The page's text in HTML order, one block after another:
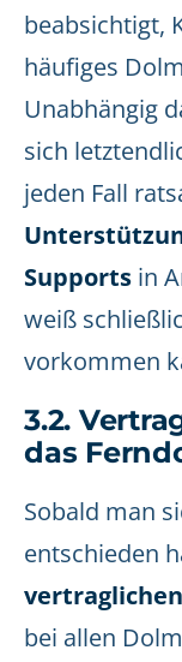
beabsichtigt,
häufiges
Unabhängig
sich
jeden Fall
Supports in
weiß
vorkommen
3.2.
das
Sobald man
entschieden
bei allen